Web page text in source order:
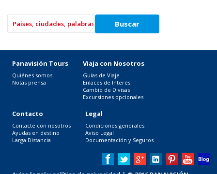
Panavisión Tours
Quiénes somos
Notas prensa
Viaja con Nosotros
Guías de Viaje
Enlaces de Interés
Cambio de Divisas
Excursiones opcionales
Contacto
Contacte con nosotros
Ayudas en destino
Larga Distancia
Legal
Condiciones generales
Aviso Legal
Documentación y Seguros